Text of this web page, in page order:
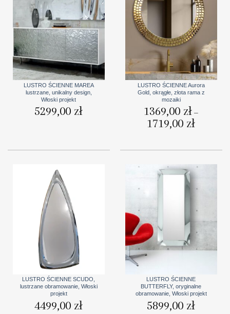
LUSTRO ŚCIENNE MAREA
lustrzane, unikalny design,
Włoski projekt
5299,00 zł
LUSTRO ŚCIENNE Aurora
Gold, okrągłe, złota rama z
mozaiki
1369,00 zł –
1719,00 złZakres
cen:
LUSTRO ŚCIENNE SCUDO,
lustrzane obramowanie, Włoski
projekt
4499,00 zł
LUSTRO ŚCIENNE
BUTTERFLY, oryginalne
obramowanie, Włoski projekt
5899,00 zł